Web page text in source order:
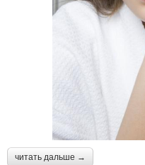
читать дальше →